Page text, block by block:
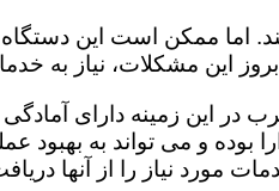
اما ممکن است این
این مشکلات، نیاز به
این زمینه دارای آمادگی
و می تواند به بهبود
مورد نیاز را از آنها